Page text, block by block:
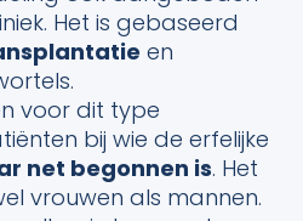
Het is gebaseerd
en
voor dit type
bij wie de erfelijke
net begonnen is. Het
vrouwen als mannen.